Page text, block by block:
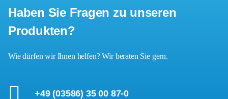
Haben Sie Fragen zu unseren
Produkten?
Wie dürfen wir Ihnen helfen? Wir beraten Sie gern.
+49 (03586) 35 00 87-0